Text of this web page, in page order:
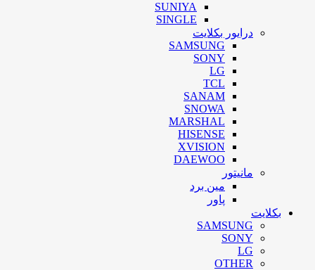
SUNIYA
SINGLE
درایور بکلایت
SAMSUNG
SONY
LG
TCL
SANAM
SNOWA
MARSHAL
HISENSE
XVISION
DAEWOO
مانیتور
مین برد
پاور
بکلایت
SAMSUNG
SONY
LG
OTHER